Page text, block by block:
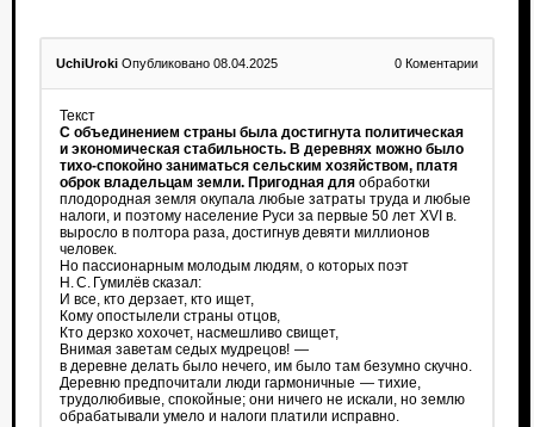
UchiUroki Опубликовано 08.04.2025 0 Коментарии
Текст
С объединением страны была достигнута политическая
и экономическая стабильность. В деревнях можно было
тихо-спокойно заниматься сельским хозяйством, платя
оброк владельцам земли. Пригодная дляобработки
плодородная земля окупала любые затраты труда и любые
налоги, и поэтому население Руси за первые 50 лет XVI в.
выросло в полтора раза, достигнув девяти миллионов
человек.
Но пассионарным молодым людям, о которых поэт
Н. С. Гумилёв сказал:
И все, кто дерзает, кто ищет,
Кому опостылели страны отцов,
Кто дерзко хохочет, насмешливо свищет,
Внимая заветам седых мудрецов! —
в деревне делать было нечего, им было там безумно скучно.
Деревню предпочитали люди гармоничные — тихие,
трудолюбивые, спокойные; они ничего не искали, но землю
обрабатывали умело и налоги платили исправно.